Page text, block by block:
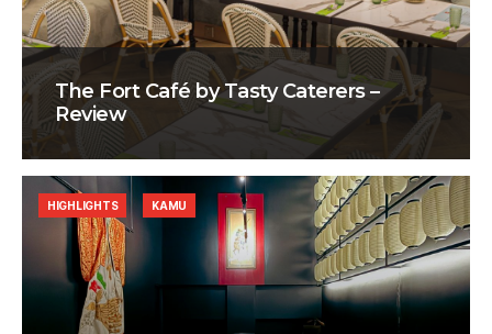
The Fort Café by Tasty Caterers –
Review
HIGHLIGHTS KAMU